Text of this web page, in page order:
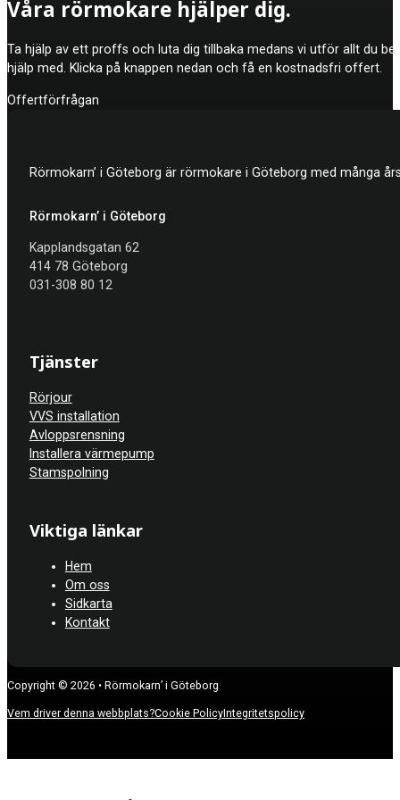
att det åtgärdas direkt, eftersom det annars kan leda till mer
Våra rörmokare hjälper dig.
Ta hjälp av ett proffs och luta dig tillbaka medans vi utför allt du
hjälp med. Klicka på knappen nedan och få en kostnadsfri offert.
Offertförfrågan
Rörmokarn’ i Göteborg är rörmokare i Göteborg med många
Rörmokarn’ i Göteborg
Kapplandsgatan 62
414 78 Göteborg
031-308 80 12
Tjänster
Rörjour
VVS installation
Avloppsrensning
Installera värmepump
Stamspolning
Viktiga länkar
Hem
Om oss
Sidkarta
Kontakt
Copyright © 2026 • Rörmokarn’ i Göteborg
Vem driver denna webbplats?Cookie PolicyIntegritetspolicy